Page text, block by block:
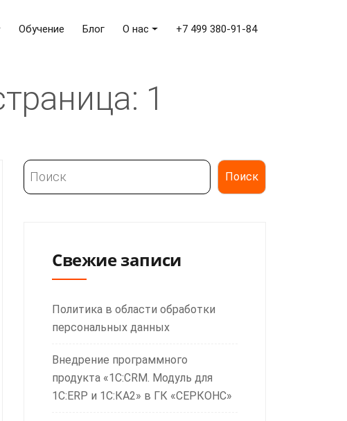
Обучение Блог О нас +7 499 380-91-84
1
Поиск
Поиск
Свежие записи
Политика в области обработки
персональных данных
Внедрение программного
продукта «1С:CRM. Модуль для
1С:ERP и 1С:КА2» в ГК «СЕРКОНС»